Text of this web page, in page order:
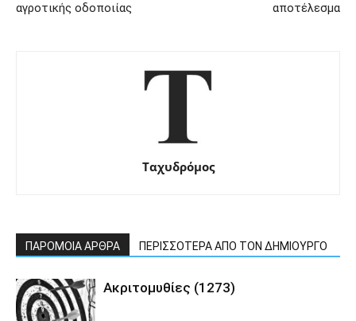
αγροτικής οδοποιίας
αποτέλεσμα
Ταχυδρόμος
ΠΑΡΟΜΟΙΑ ΑΡΘΡΑ ΠΕΡΙΣΣΟΤΕΡΑ ΑΠΟ ΤΟΝ ΔΗΜΙΟΥΡΓΟ
Ακριτομυθίες (1273)